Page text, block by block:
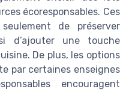
écoresponsables. Ces
de préserver
d’ajouter une touche
De plus, les options
par certaines enseignes
encouragent